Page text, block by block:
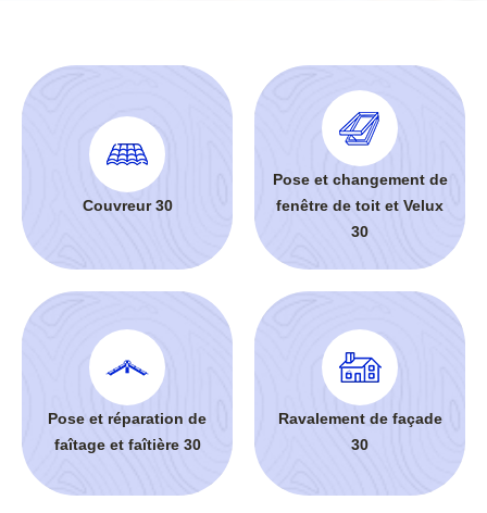
Couvreur 30
Pose et changement de
fenêtre de toit et Velux
30
Pose et réparation de
faîtage et faîtière 30
Ravalement de façade
30